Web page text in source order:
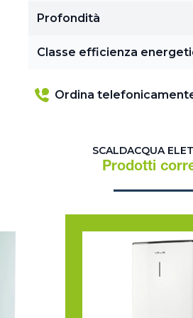
Profondità
Classe efficienza
Ordina
SCALDACQUA
Prodotti